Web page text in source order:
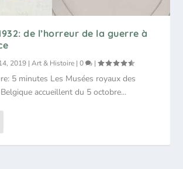
de l’horreur de la guerre à
2019 |Art & Histoire |0 |
5 minutes Les Musées royaux des
accueillent du 5 octobre...